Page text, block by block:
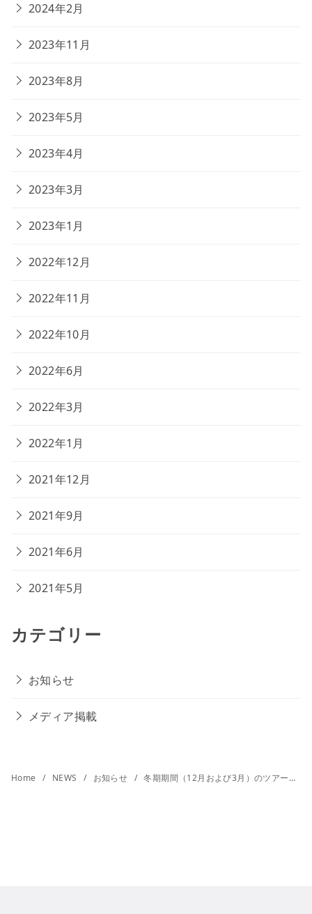
2024年2月
2023年11月
2023年8月
2023年5月
2023年4月
2023年3月
2023年1月
2022年12月
2022年11月
2022年10月
2022年6月
2022年3月
2022年1月
2021年12月
2021年9月
2021年6月
2021年5月
カテゴリー
お知らせ
メディア掲載
Home NEWS お知らせ 冬期期間（12月および3月）のツアー時間変更の件、ならびに冬期休業のお知らせ